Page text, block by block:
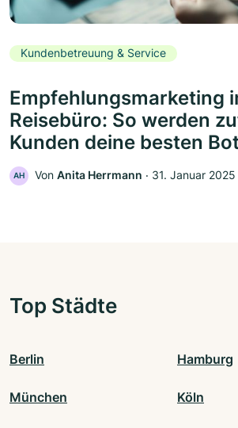
Kundenbetreuung & Service
Empfehlungsmarketing
Reisebüro: So werden
Kunden deine besten
AH Von Anita Herrmann ‧ 31. Januar 2025
Top Städte
Berlin Hamburg
München Köln